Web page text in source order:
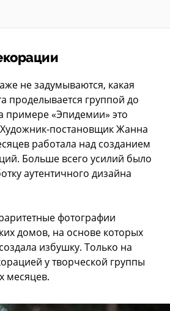
не задумываются, какая
проделывается группой до
примере «Эпидемии» это
постановщик Жанна
работала над созданием
Больше всего усилий было
аутентичного дизайна
фотографии
домов, на основе которых
избушку. Только на
у творческой группы
месяцев.